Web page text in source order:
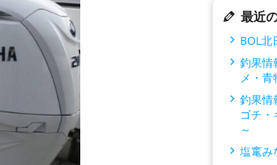
最近
BOL
釣果
メ・青
釣果
ゴチ・
～
塩竃み